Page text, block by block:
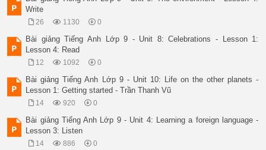
1. Trong TiÕng Anh cã mét sè ® éng tõ cã ® éng tõ theo
Eg : His son enjoys reading picture-books.
2. § éng tõ theo sau giíi tõ lu«n ë d¹ng danh ® éng tõ
Mind
Avoid
Finish
Practise
Postpone
Admit
Enjoy
Love
Write
26 1130 0
Bài giảng Tiếng Anh Lớp 9 - Unit 8: Celebrations - Lesson 1:
Lesson 4: Read
12 1092 0
Bài giảng Tiếng Anh Lớp 9 - Unit 10: Life on the other planets -
Lesson 1: Getting started - Trần Thanh Vũ
14 920 0
Bài giảng Tiếng Anh Lớp 9 - Unit 4: Learning a foreign language -
Lesson 3: Listen
14 886 0